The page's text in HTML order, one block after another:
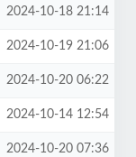
2024-10-18 21:14
2024-10-19 21:06
2024-10-20 06:22
2024-10-14 12:54
2024-10-20 07:36